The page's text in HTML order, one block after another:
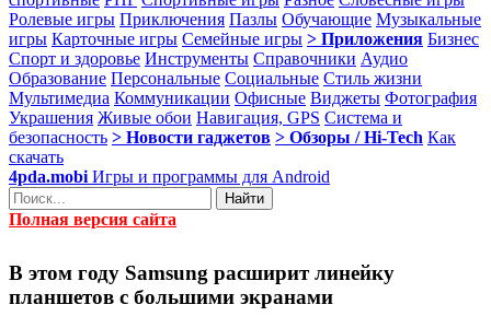
Ролевые игры Приключения Пазлы Обучающие Музыкальные
игры Карточные игры Семейные игры > Приложения Бизнес
Спорт и здоровье Инструменты Справочники Аудио
Образование Персональные Социальные Стиль жизни
Мультимедиа Коммуникации Офисные Виджеты Фотография
Украшения Живые обои Навигация, GPS Система и
безопасность > Новости гаджетов > Обзоры / Hi-Tech Как
скачать
4pda.mobi Игры и программы для Android
Найти
Полная версия сайта
В этом году Samsung расширит линейку
планшетов с большими экранами